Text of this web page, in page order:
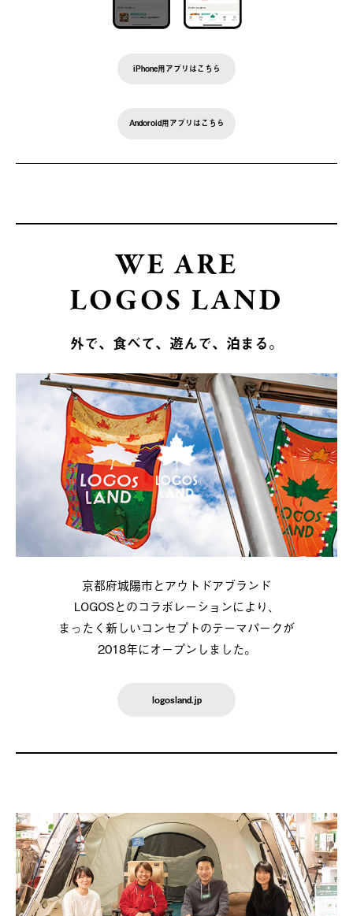
iPhone用アプリはこちら
Andoroid用アプリはこちら
WE ARE
LOGOS LAND
外で、食べて、遊んで、泊まる。
京都府城陽市とアウトドアブランド
LOGOSとのコラボレーションにより、
まったく新しいコンセプトのテーマパークが
2018年にオープンしました。
logosland.jp